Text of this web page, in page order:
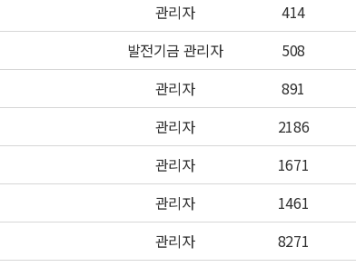
관리자 414
발전기금 관리자 508
관리자 891
관리자 2186
관리자 1671
관리자 1461
관리자 8271